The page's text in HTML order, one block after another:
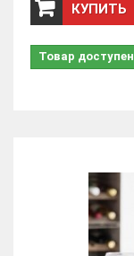
КУПИТЬ
Товар доступен